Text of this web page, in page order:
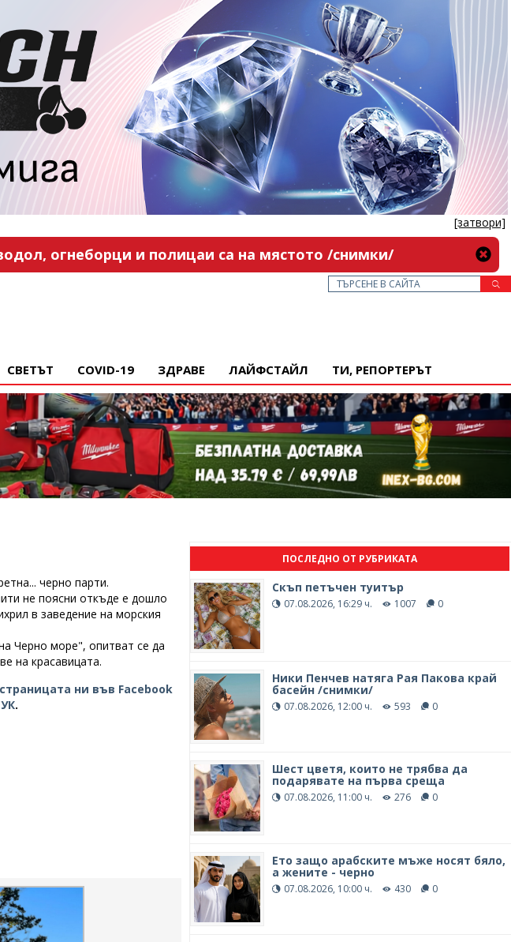
[затвори]
огнеборци и полицаи са на мястото /снимки/
СВЕТЪТ COVID-19 ЗДРАВЕ ЛАЙФСТАЙЛ ТИ, РЕПОРТЕРЪТ
черно парти.
не поясни откъде е дошло
в заведение на морския
Черно море", опитват се да
на красавицата.
ни във Facebook
.
ПОСЛЕДНО ОТ РУБРИКАТА
Скъп петъчен туитър
07.08.2026, 16:29 ч. 1007 0
Ники Пенчев натяга Рая Пакова край
басейн /снимки/
07.08.2026, 12:00 ч. 593 0
Шест цветя, които не трябва да
подарявате на първа среща
07.08.2026, 11:00 ч. 276 0
Ето защо арабските мъже носят бяло,
а жените - черно
07.08.2026, 10:00 ч. 430 0